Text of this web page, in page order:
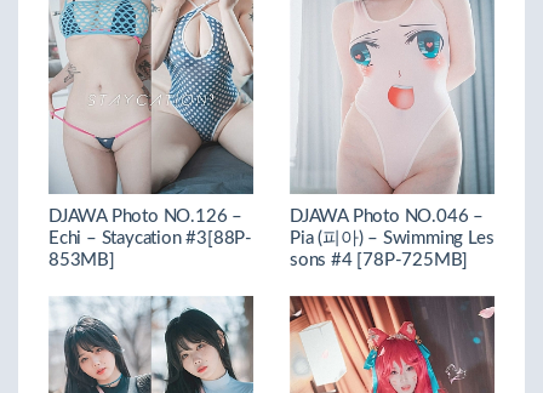
DJAWA Photo NO.126 –
Echi – Staycation #3[88P-
853MB]
DJAWA Photo NO.046 –
Pia (피아) – Swimming Les
sons #4 [78P-725MB]